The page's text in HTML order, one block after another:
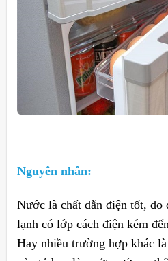
Nguyên nhân:
Nước là chất dẫn điện tốt, do
lạnh có lớp cách điện kém
Hay nhiều trường hợp khác